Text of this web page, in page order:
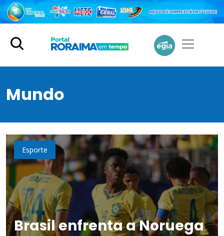
Mundo
Esporte
Brasil enfrenta a Noruega